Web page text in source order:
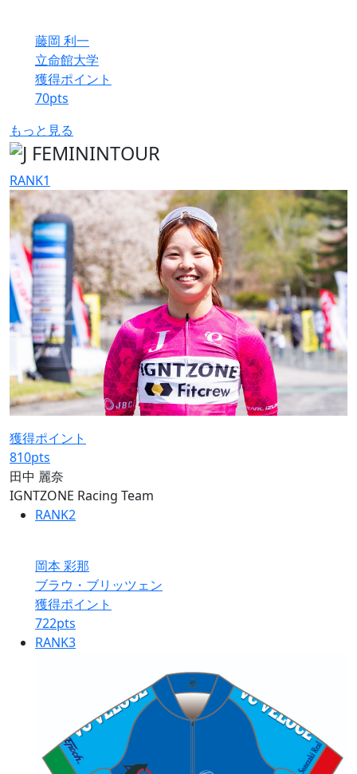
藤岡 利一
立命館大学
獲得ポイント
70pts
もっと見る
RANK1
獲得ポイント
810pts
田中 麗奈
IGNTZONE Racing Team
RANK2
岡本 彩那
ブラウ・ブリッツェン
獲得ポイント
722pts
RANK3